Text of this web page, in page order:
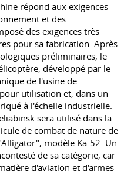
répond aux exigences
et des
des exigences très
pour sa fabrication. Après
préliminaires, le
développé par le
de l'usine de
utilisation et, dans un
à l'échelle industrielle.
sera utilisé dans la
de combat de nature de
modèle Ka-52. Un
de sa catégorie, car
d'aviation et d'armes